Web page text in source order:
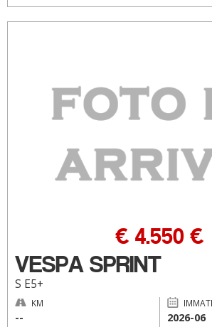
VESPA SPRINT
S E5+
€ 4.550 €
KM
-- 2026-06